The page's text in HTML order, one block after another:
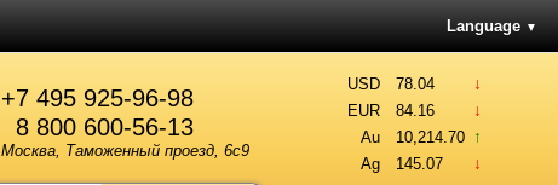
Language ▼
+7 495 925-96-98
8 800 600-56-13
Москва, Таможенный проезд, 6с9
USD 78.04 ↓
EUR 84.16 ↓
Au 10,214.70 ↑
Ag 145.07 ↓